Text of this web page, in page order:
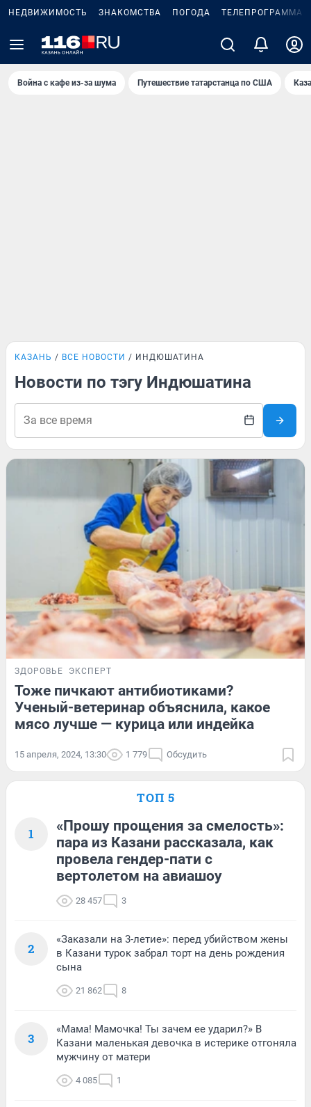
НЕДВИЖИМОСТЬ ЗНАКОМСТВА ПОГОДА ТЕЛЕПРОГРАММА
Война с кафе из-за шума Путешествие татарстанца по США
КАЗАНЬ ВСЕ НОВОСТИ ИНДЮШАТИНА
Новости по тэгу Индюшатина
ЗДОРОВЬЕ ЭКСПЕРТ
Тоже пичкают антибиотиками?
Ученый-ветеринар объяснила, какое
мясо лучше — курица или индейка
15 апреля, 2024, 13:30 1 779 Обсудить
ТОП 5
1
«Прошу прощения за смелость»:
пара из Казани рассказала, как
провела гендер-пати с
вертолетом на авиашоу
28 457 3
2
«Заказали на 3-летие»: перед убийством жены
в Казани турок забрал торт на день рождения
сына
21 862 8
3
«Мама! Мамочка! Ты зачем ее ударил?» В
Казани маленькая девочка в истерике отгоняла
мужчину от матери
4 085 1